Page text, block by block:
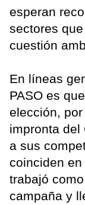
esperan
sectores
cuestión
En líneas
PASO es
elección,
impronta del
a sus
coinciden
trabajó
campaña y